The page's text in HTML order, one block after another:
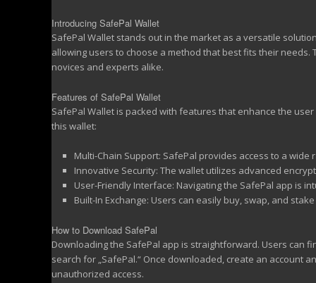
Introducing SafePal Wallet
SafePal Wallet stands out in the market as a versatile
allowing users to choose a method that best fits their
novices and experts alike.
Features of SafePal Wallet
SafePal Wallet is packed with features that enhance the
this wallet:
Multi-Chain Support: SafePal provides access to a
Innovative Security: The wallet utilizes advanced
User-Friendly Interface: Navigating the SafePal app is
Built-In Exchange: Users can easily buy, swap, and
How to Download SafePal
Downloading the SafePal app is straightforward. Users can
search for „SafePal.“ Once downloaded, create an account
unauthorized access.